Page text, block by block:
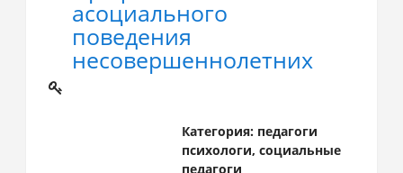
асоциального
поведения
несовершеннолетних
Категория: педагоги
психологи, социальные
педагоги